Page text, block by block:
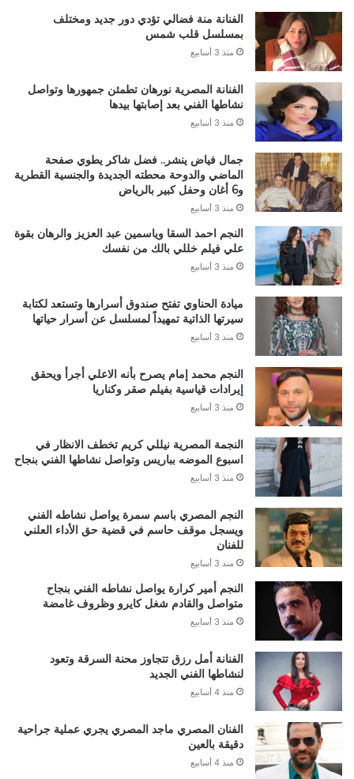
الفنانة منة فضالي تؤدي دور جديد ومختلف
بمسلسل قلب شمس
منذ 3 أسابيع
الفنانة المصرية نورهان تطمئن جمهورها وتواصل
نشاطها الفني بعد إصابتها بيدها
منذ 3 أسابيع
جمال فياض ينشر.. فضل شاكر يطوي صفحة
الماضي والدوحة محطته الجديدة والجنسية القطرية
و6 أغان وحفل كبير بالرياض
منذ 3 أسابيع
النجم احمد السقا وياسمين عبد العزيز والرهان بقوة
علي فيلم خللي بالك من نفسك
منذ 3 أسابيع
ميادة الحناوي تفتح صندوق أسرارها وتستعد لكتابة
سيرتها الذاتية تمهيداً لمسلسل عن أسرار حياتها
منذ 3 أسابيع
النجم محمد إمام يصرح بأنه الاعلي أجرأ ويحقق
إيرادات قياسية بفيلم صقر وكناريا
منذ 3 أسابيع
النجمة المصرية نيللي كريم تخطف الانظار في
اسبوع الموضه بباريس وتواصل نشاطها الفني بنجاح
منذ 3 أسابيع
النجم المصري باسم سمرة يواصل نشاطه الفني
ويسجل موقف حاسم في قضية حق الأداء العلني
للفنان
منذ 3 أسابيع
النجم أمير كرارة يواصل نشاطه الفني بنجاح
متواصل والقادم شغل كايرو وظروف غامضة
منذ 3 أسابيع
الفنانة أمل رزق تتجاوز محنة السرقة وتعود
لنشاطها الفني الجديد
منذ 4 أسابيع
الفنان المصري ماجد المصري يجري عملية جراحية
دقيقة بالعين
منذ 4 أسابيع